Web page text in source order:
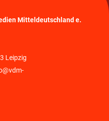
Mitteldeutschland e.
Leipzig